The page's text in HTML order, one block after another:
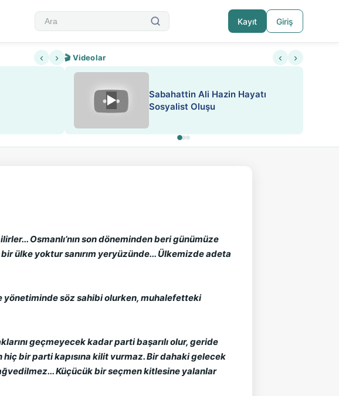
Kayıt Giriş
‹ ›
Nadir içeriklere kısıtlama ve kredi sistemi
🎬 Videolar ‹ ›
▶
Sabahattin Ali Hazin Hayatı
Sosyalist Oluşu
Osmanlı’nın son döneminden beri günümüze
ülke yoktur sanırım yeryüzünde... Ülkemizde adeta
yönetiminde söz sahibi olurken, muhalefetteki
geçmeyecek kadar parti başarılı olur, geride
bir parti kapısına kilit vurmaz. Bir dahaki gelecek
Küçücük bir seçmen kitlesine yalanlar